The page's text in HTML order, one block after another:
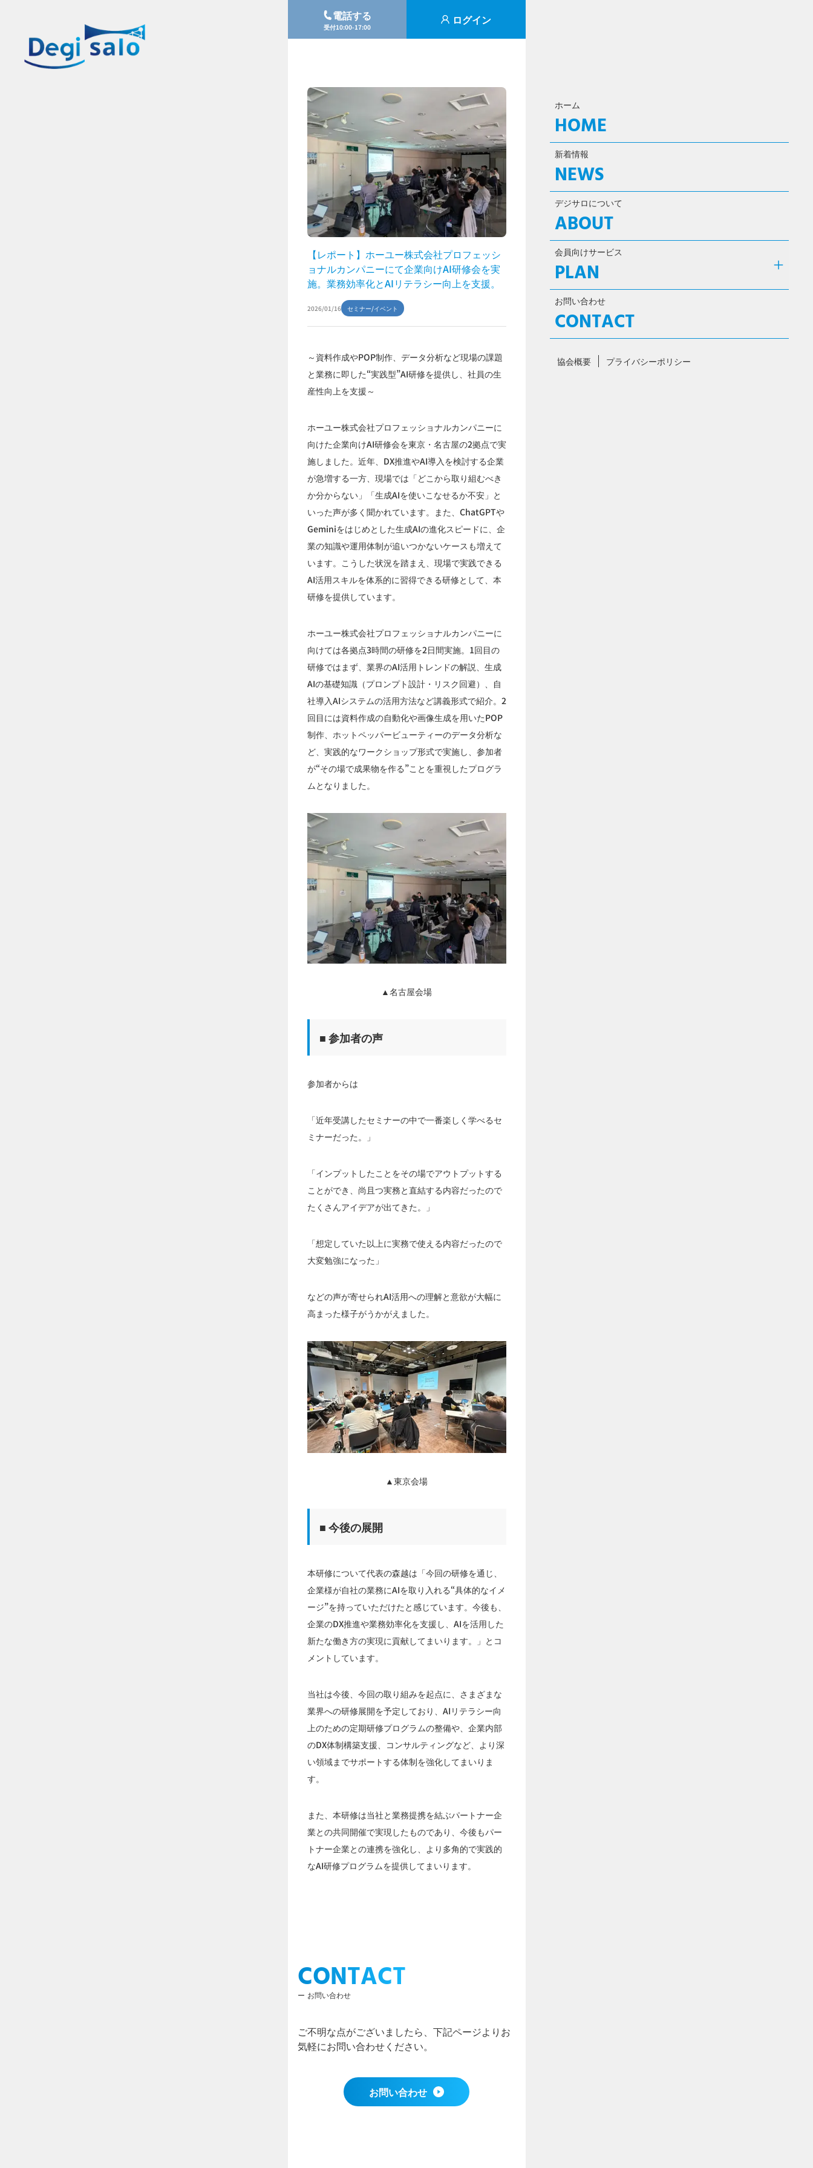
電話する
受付10:00-17:00 ログイン
【レポート】ホーユー株式会社プロフェッシ
ョナルカンパニーにて企業向けAI研修会を実
施。業務効率化とAIリテラシー向上を支援。
2026/01/16 セミナー/イベント
～資料作成やPOP制作、データ分析など現場の課題
と業務に即した“実践型”AI研修を提供し、社員の生
産性向上を支援～
ホーユー株式会社プロフェッショナルカンパニーに
向けた企業向けAI研修会を東京・名古屋の2拠点で実
施しました。近年、DX推進やAI導入を検討する企業
が急増する一方、現場では「どこから取り組むべき
か分からない」「生成AIを使いこなせるか不安」と
いった声が多く聞かれています。また、ChatGPTや
Geminiをはじめとした生成AIの進化スピードに、企
業の知識や運用体制が追いつかないケースも増えて
います。こうした状況を踏まえ、現場で実践できる
AI活用スキルを体系的に習得できる研修として、本
研修を提供しています。
ホーユー株式会社プロフェッショナルカンパニーに
向けては各拠点3時間の研修を2日間実施。1回目の
研修ではまず、業界のAI活用トレンドの解説、生成
AIの基礎知識（プロンプト設計・リスク回避）、自
社導入AIシステムの活用方法など講義形式で紹介。2
回目には資料作成の自動化や画像生成を用いたPOP
制作、ホットペッパービューティーのデータ分析な
ど、実践的なワークショップ形式で実施し、参加者
が“その場で成果物を作る”ことを重視したプログラ
ムとなりました。
▲名古屋会場
■ 参加者の声
参加者からは
「近年受講したセミナーの中で一番楽しく学べるセ
ミナーだった。」
「インプットしたことをその場でアウトプットする
ことができ、尚且つ実務と直結する内容だったので
たくさんアイデアが出てきた。」
「想定していた以上に実務で使える内容だったので
大変勉強になった」
などの声が寄せられAI活用への理解と意欲が大幅に
高まった様子がうかがえました。
▲東京会場
■ 今後の展開
本研修について代表の森越は「今回の研修を通じ、
企業様が自社の業務にAIを取り入れる“具体的なイメ
ージ”を持っていただけたと感じています。今後も、
企業のDX推進や業務効率化を支援し、AIを活用した
新たな働き方の実現に貢献してまいります。」とコ
メントしています。
当社は今後、今回の取り組みを起点に、さまざまな
業界への研修展開を予定しており、AIリテラシー向
上のための定期研修プログラムの整備や、企業内部
のDX体制構築支援、コンサルティングなど、より深
い領域までサポートする体制を強化してまいりま
す。
また、本研修は当社と業務提携を結ぶパートナー企
業との共同開催で実現したものであり、今後もパー
トナー企業との連携を強化し、より多角的で実践的
なAI研修プログラムを提供してまいります。
CONTACT
お問い合わせ
ご不明な点がございましたら、下記ページよりお
気軽にお問い合わせください。
お問い合わせ
ホーム
HOME
新着情報
NEWS
デジサロについて
ABOUT
会員向けサービス
PLAN
お問い合わせ
CONTACT
協会概要 プライバシーポリシー